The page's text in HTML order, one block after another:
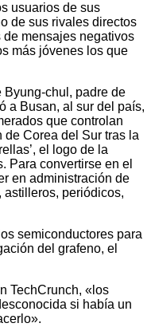
usuarios de sus
de sus rivales directos
mensajes negativos
más jóvenes los que
Byung-chul, padre de
a Busan, al sur del país,
que controlan
Corea del Sur tras la
el logo de la
Para convertirse en el
en administración de
astilleros, periódicos,
semiconductores para
del grafeno, el
TechCrunch, «los
si había un